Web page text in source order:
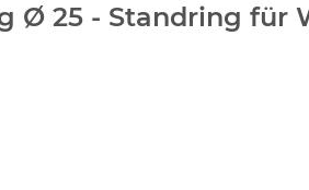
Ø 25 - Standring für